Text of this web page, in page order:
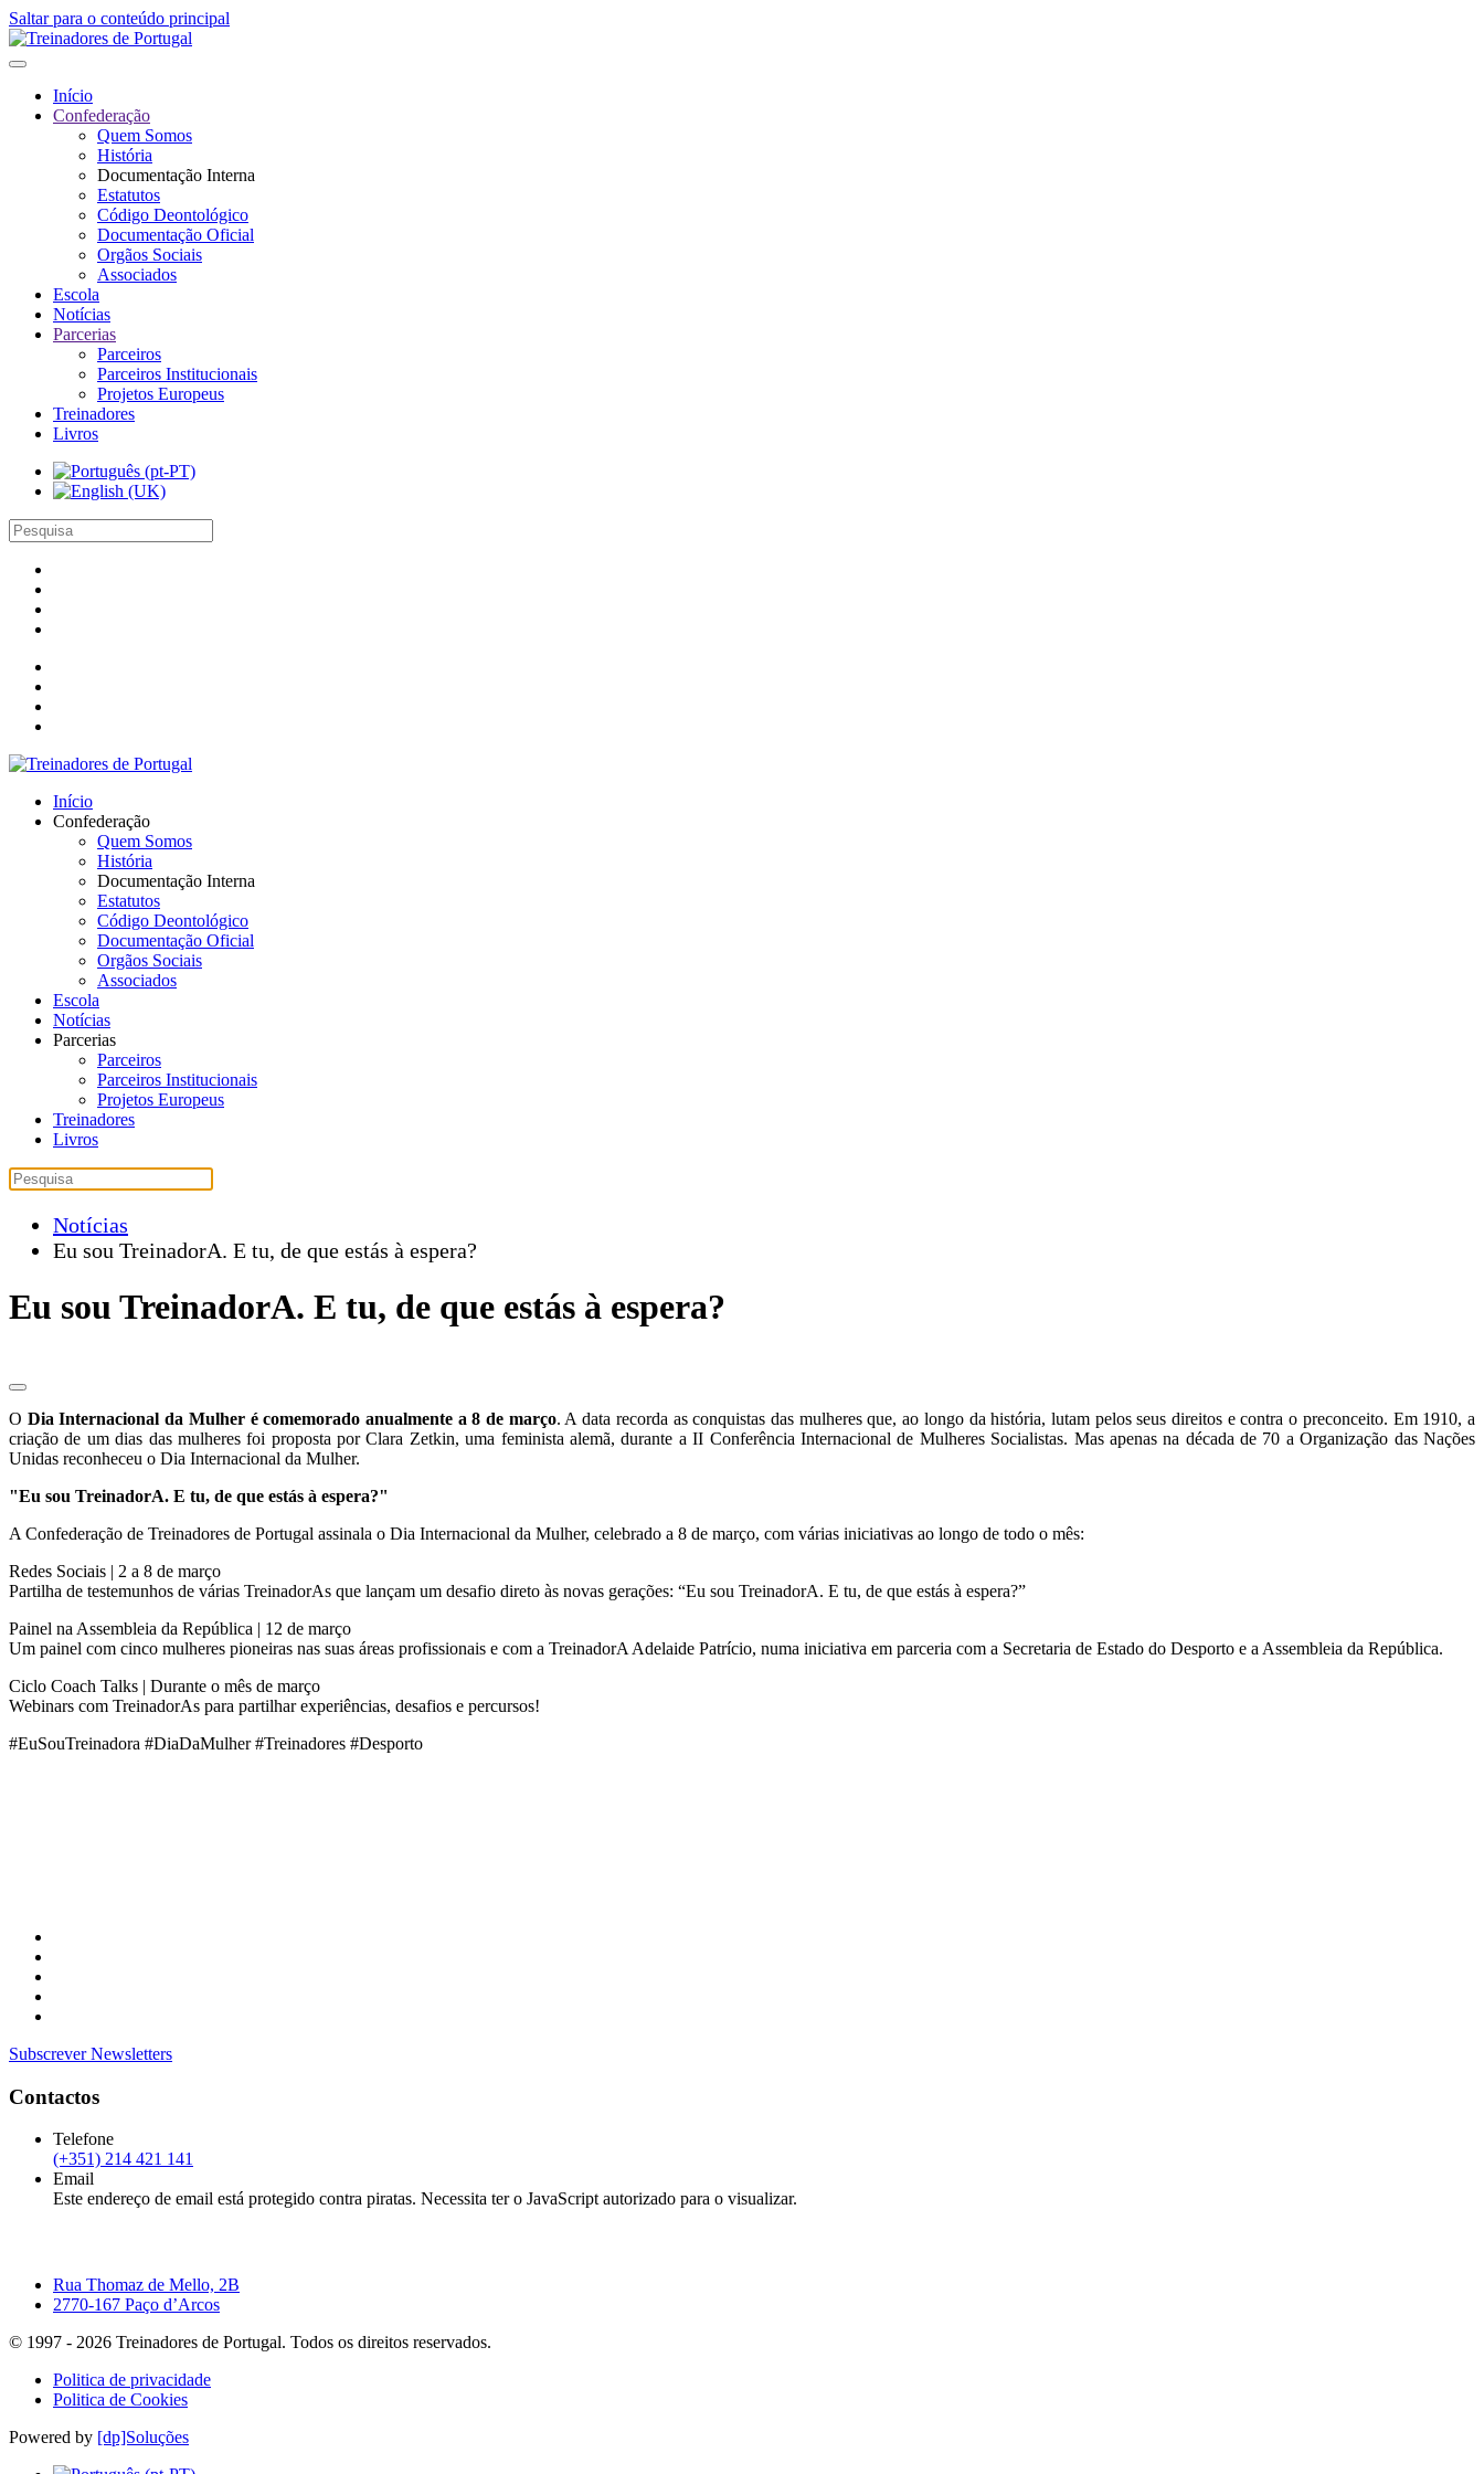
Saltar para o conteúdo principal
Início
Confederação
Quem Somos
História
Documentação Interna
Estatutos
Código Deontológico
Documentação Oficial
Orgãos Sociais
Associados
Escola
Notícias
Parcerias
Parceiros
Parceiros Institucionais
Projetos Europeus
Treinadores
Livros
Início
Confederação
Quem Somos
História
Documentação Interna
Estatutos
Código Deontológico
Documentação Oficial
Orgãos Sociais
Associados
Escola
Notícias
Parcerias
Parceiros
Parceiros Institucionais
Projetos Europeus
Treinadores
Livros
Notícias
Eu sou TreinadorA. E tu, de que estás à espera?
Eu sou TreinadorA. E tu, de que estás à espera?
O Dia Internacional da Mulher é comemorado anualmente a 8 de março. A data recorda as conquistas das mulheres que, ao longo da história, lutam pelos seus direitos e contra o preconceito. Em 1910, a
criação de um dias das mulheres foi proposta por Clara Zetkin, uma feminista alemã, durante a II Conferência Internacional de Mulheres Socialistas. Mas apenas na década de 70 a Organização das Nações
Unidas reconheceu o Dia Internacional da Mulher.
"Eu sou TreinadorA. E tu, de que estás à espera?"
A Confederação de Treinadores de Portugal assinala o Dia Internacional da Mulher, celebrado a 8 de março, com várias iniciativas ao longo de todo o mês:
Redes Sociais | 2 a 8 de março
Partilha de testemunhos de várias TreinadorAs que lançam um desafio direto às novas gerações: “Eu sou TreinadorA. E tu, de que estás à espera?”
Painel na Assembleia da República | 12 de março
Um painel com cinco mulheres pioneiras nas suas áreas profissionais e com a TreinadorA Adelaide Patrício, numa iniciativa em parceria com a Secretaria de Estado do Desporto e a Assembleia da República.
Ciclo Coach Talks | Durante o mês de março
Webinars com TreinadorAs para partilhar experiências, desafios e percursos!
#EuSouTreinadora #DiaDaMulher #Treinadores #Desporto
Subscrever Newsletters
Contactos
Telefone
(+351) 214 421 141
Email
Este endereço de email está protegido contra piratas. Necessita ter o JavaScript autorizado para o visualizar.
Rua Thomaz de Mello, 2B
2770-167 Paço d’Arcos
© 1997 - 2026 Treinadores de Portugal. Todos os direitos reservados.
Politica de privacidade
Politica de Cookies
Powered by [dp]Soluções